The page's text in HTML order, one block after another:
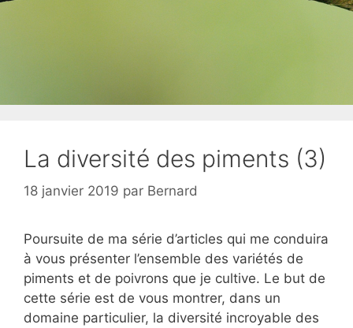
La diversité des piments (3)
18 janvier 2019 par Bernard
Poursuite de ma série d’articles qui me conduira
à vous présenter l’ensemble des variétés de
piments et de poivrons que je cultive. Le but de
cette série est de vous montrer, dans un
domaine particulier, la diversité incroyable des